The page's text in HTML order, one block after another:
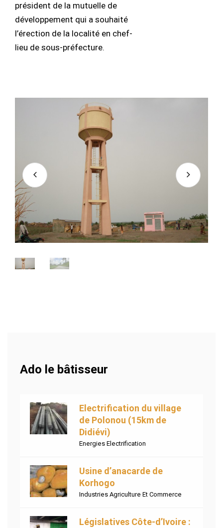
Ado le bâtisseur
Electrification du village
de Polonou (15km de
Didiévi)
Energies Electrification
Usine d’anacarde de
Korhogo
Industries Agriculture Et Commerce
Législatives Côte-d’Ivoire :
président de la mutuelle de
développement qui a souhaité
l’érection de la localité en chef-
lieu de sous-préfecture.